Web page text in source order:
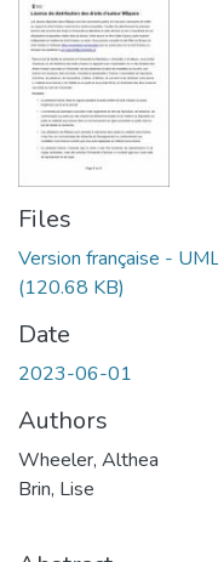
Files
Version française -
(120.68 KB)
Date
2023-06-01
Authors
Wheeler, Althea
Brin, Lise